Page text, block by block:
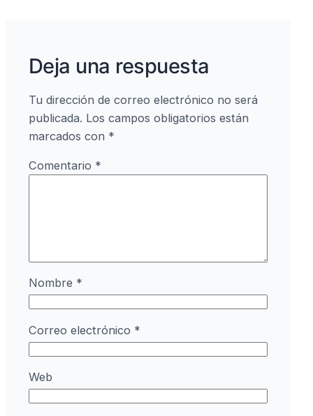
Deja una respuesta
Tu dirección de correo electrónico no será
publicada. Los campos obligatorios están
marcados con *
Comentario *
Nombre *
Correo electrónico *
Web